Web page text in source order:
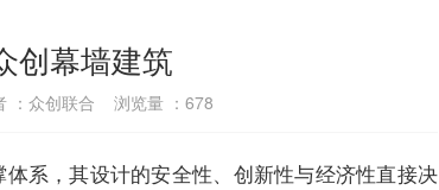
创幕墙建筑
：众创联合 浏览量 ： 678
系，其设计的安全性、创新性与经济性直接决